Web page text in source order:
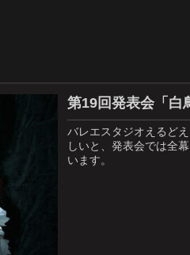
第19回発表会「白
バレエスタジオえるど
しいと、発表会では全
います。